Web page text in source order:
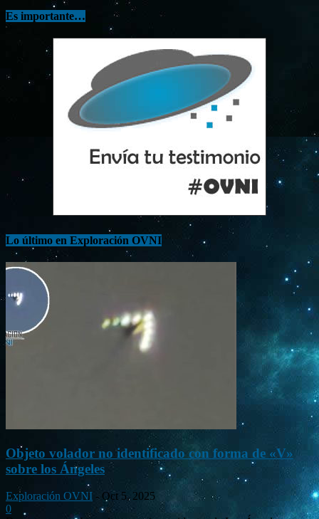
Es importante…
Lo último en Exploración OVNI
Objeto volador no identificado con forma de «V»
sobre los Ángeles
Exploración OVNI - Oct 5, 2025
0